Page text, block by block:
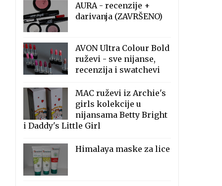
AURA - recenzije +
darivanja (ZAVRŠENO)
AVON Ultra Colour Bold
ruževi - sve nijanse,
recenzija i swatchevi
MAC ruževi iz Archie's
girls kolekcije u
nijansama Betty Bright
i Daddy's Little Girl
Himalaya maske za lice